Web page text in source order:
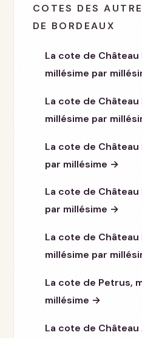
Noté 100/100 par Robert
milliers d'euros la bouteille, et
authentification sont
millésimes les plus contrefaits.
en maturité ; un millésime à
vend dans de bonnes
condition d'une provenance
une année plus modeste est
établit bouteille par bouteille.
COTES DES
DE BORDEAUX
La cote de
millésime par
La cote de
millésime par
La cote de Château
par millésime →
La cote de Château
par millésime →
La cote de
millésime par
La cote de Petrus,
millésime →
La cote de Château